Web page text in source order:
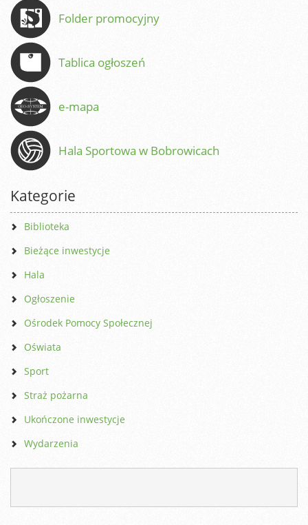
Folder promocyjny
Tablica ogłoszeń
e-mapa
Hala Sportowa w Bobrowicach
Kategorie
Biblioteka
Bieżące inwestycje
Hala
Ogłoszenie
Ośrodek Pomocy Społecznej
Oświata
Sport
Straż pożarna
Ukończone inwestycje
Wydarzenia